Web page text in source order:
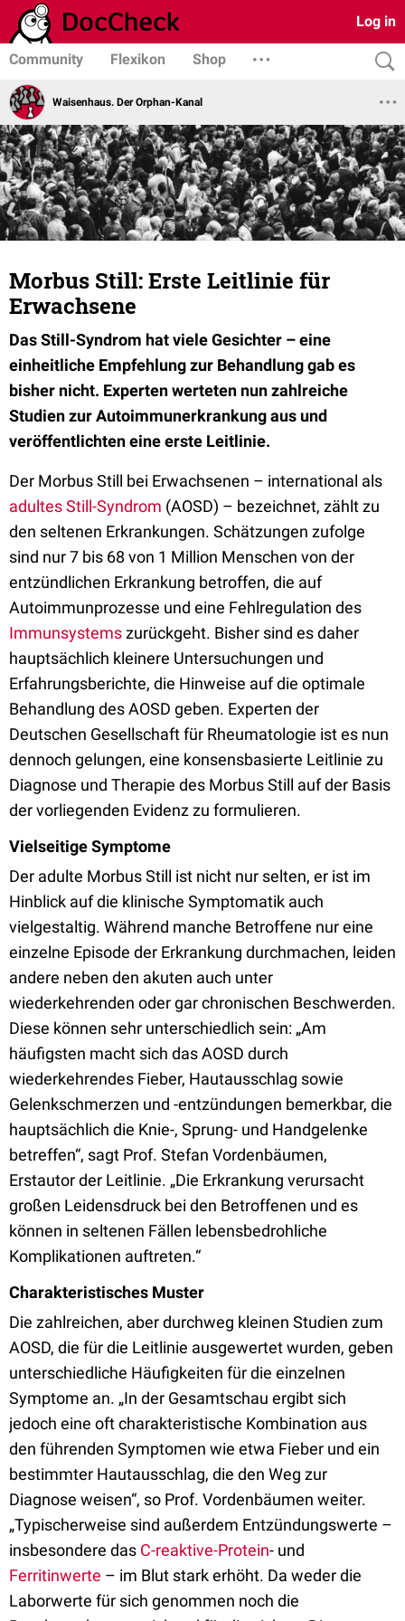
Log in
Community Flexikon Shop
Waisenhaus. Der Orphan-Kanal
Morbus Still: Erste Leitlinie für
Erwachsene
Das Still-Syndrom hat viele Gesichter – eine
einheitliche Empfehlung zur Behandlung gab es
bisher nicht. Experten werteten nun zahlreiche
Studien zur Autoimmunerkrankung aus und
veröffentlichten eine erste Leitlinie.
Der Morbus Still bei Erwachsenen – international als
adultes Still-Syndrom (AOSD) – bezeichnet, zählt zu
den seltenen Erkrankungen. Schätzungen zufolge
sind nur 7 bis 68 von 1 Million Menschen von der
entzündlichen Erkrankung betroffen, die auf
Autoimmunprozesse und eine Fehlregulation des
Immunsystemszurückgeht. Bisher sind es daher
hauptsächlich kleinere Untersuchungen und
Erfahrungsberichte, die Hinweise auf die optimale
Behandlung des AOSD geben. Experten der
Deutschen Gesellschaft für Rheumatologie ist es nun
dennoch gelungen, eine konsensbasierte Leitlinie zu
Diagnose und Therapie des Morbus Still auf der Basis
der vorliegenden Evidenz zu formulieren.
Vielseitige Symptome
Der adulte Morbus Still ist nicht nur selten, er ist im
Hinblick auf die klinische Symptomatik auch
vielgestaltig. Während manche Betroffene nur eine
einzelne Episode der Erkrankung durchmachen, leiden
andere neben den akuten auch unter
wiederkehrenden oder gar chronischen Beschwerden.
Diese können sehr unterschiedlich sein: „Am
häufigsten macht sich das AOSD durch
wiederkehrendes Fieber, Hautausschlag sowie
Gelenkschmerzen und -entzündungen bemerkbar, die
hauptsächlich die Knie-, Sprung- und Handgelenke
betreffen“, sagt Prof. Stefan Vordenbäumen,
Erstautor der Leitlinie. „Die Erkrankung verursacht
großen Leidensdruck bei den Betroffenen und es
können in seltenen Fällen lebensbedrohliche
Komplikationen auftreten.“
Charakteristisches Muster
Die zahlreichen, aber durchweg kleinen Studien zum
AOSD, die für die Leitlinie ausgewertet wurden, geben
unterschiedliche Häufigkeiten für die einzelnen
Symptome an. „In der Gesamtschau ergibt sich
jedoch eine oft charakteristische Kombination aus
den führenden Symptomen wie etwa Fieber und ein
bestimmter Hautausschlag, die den Weg zur
Diagnose weisen“, so Prof. Vordenbäumen weiter.
„Typischerweise sind außerdem Entzündungswerte –
insbesondere das C-reaktive-Protein- und
Ferritinwerte – im Blut stark erhöht. Da weder die
Laborwerte für sich genommen noch die